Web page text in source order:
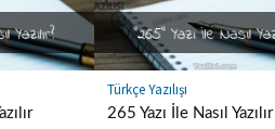
Türkçe Yazılışı
265 Yazı İle Nasıl Yazılır